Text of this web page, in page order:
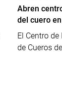
Abren
del cuero
El Centro
de Cueros